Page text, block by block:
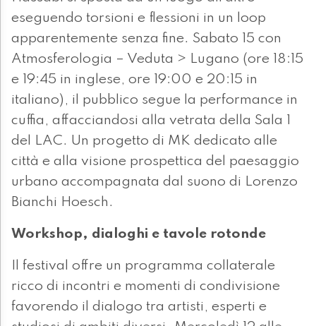
eseguendo torsioni e flessioni in un loop
apparentemente senza fine. Sabato 15 con
Atmosferologia – Veduta > Lugano (ore 18:15
e 19:45 in inglese, ore 19:00 e 20:15 in
italiano), il pubblico segue la performance in
cuffia, affacciandosi alla vetrata della Sala 1
del LAC. Un progetto di MK dedicato alle
città e alla visione prospettica del paesaggio
urbano accompagnata dal suono di Lorenzo
Bianchi Hoesch.
Workshop, dialoghi e tavole rotonde
Il festival offre un programma collaterale
ricco di incontri e momenti di condivisione
favorendo il dialogo tra artisti, esperti e